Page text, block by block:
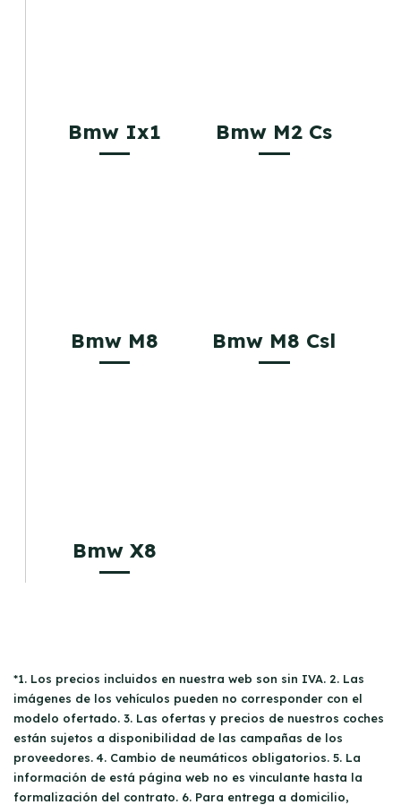
Bmw Ix1 Bmw M2 Cs
Bmw M8 Bmw M8 Csl
Bmw X8
*1. Los precios incluidos en nuestra web son sin IVA. 2. Las
imágenes de los vehículos pueden no corresponder con el
modelo ofertado. 3. Las ofertas y precios de nuestros coches
están sujetos a disponibilidad de las campañas de los
proveedores. 4. Cambio de neumáticos obligatorios. 5. La
información de está página web no es vinculante hasta la
formalización del contrato. 6. Para entrega a domicilio,